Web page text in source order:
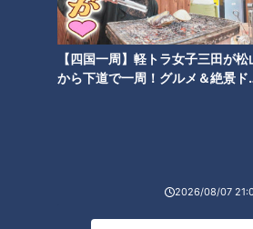
【四国一周】軽トラ女子三田が松
から下道で一周！グルメ＆絶景ド
2026/08/07